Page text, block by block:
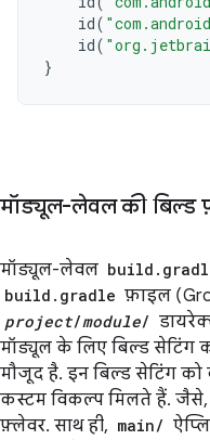
id(
id(
}
मॉड्यूल-लेवल की बिल्ड
मॉड्यूल-लेवल
build.gradle फ़ाइल
project/module/
मॉड्यूल के लिए बिल्ड सेटिंग
मौजूद है. इन बिल्ड सेटिंग
कस्टम विकल्प मिलते हैं. जैसे,
फ़्लेवर. साथ ही, main/